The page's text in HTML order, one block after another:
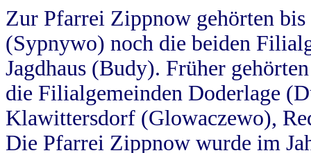
Zur Pfarrei Zippnow gehörten
(Sypnywo) noch die beiden
Jagdhaus (Budy). Früher
die Filialgemeinden Doderlage
Klawittersdorf (Glowaczewo),
Die Pfarrei Zippnow wurde im